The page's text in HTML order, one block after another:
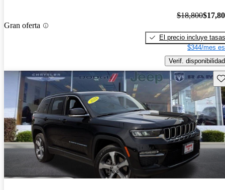
Gran oferta
$18,800
El precio incluye tasas
$344/mes
Verif. disponibilidad